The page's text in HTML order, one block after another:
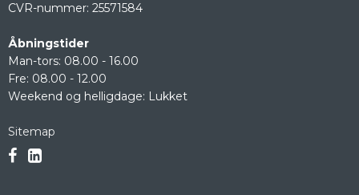
CVR-nummer: 25571584
Åbningstider
Man-tors: 08.00 - 16.00
Fre: 08.00 - 12.00
Weekend og helligdage: Lukket
Sitemap